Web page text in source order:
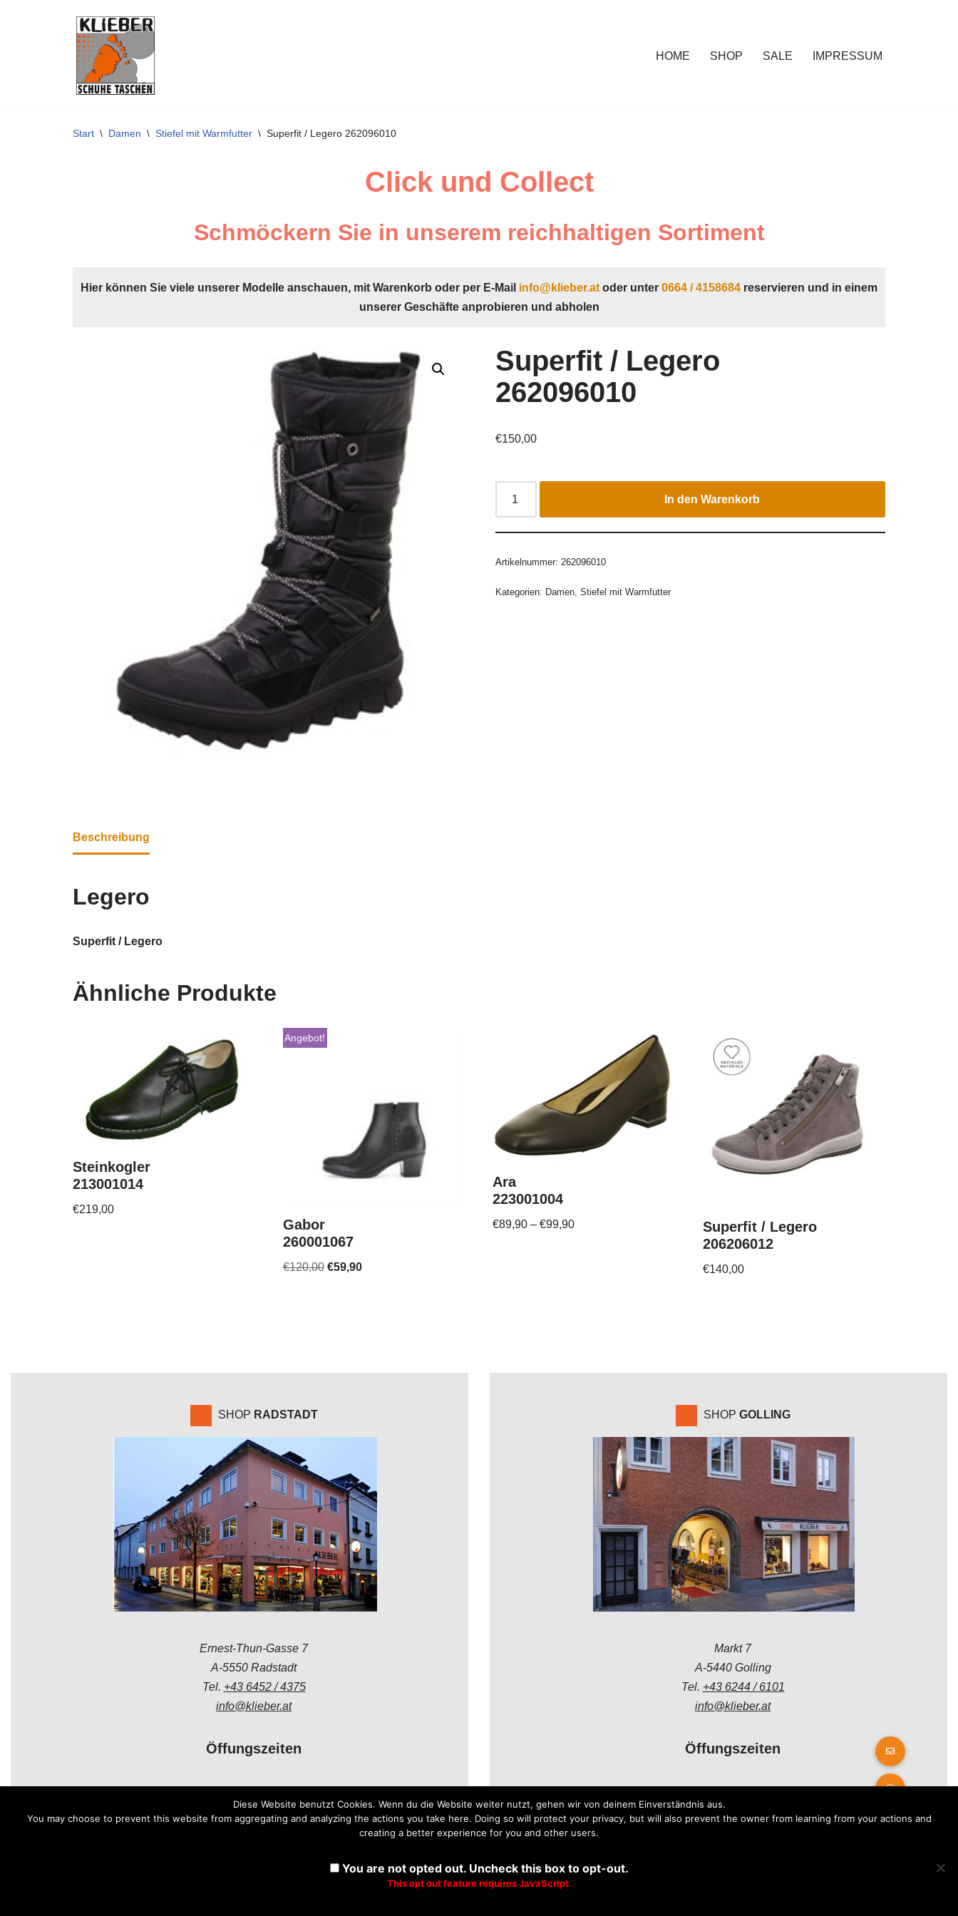
HOME SHOP SALE IMPRESSUM
Start \ Damen \ Stiefel mit Warmfutter \ Superfit / Legero 262096010
Click und Collect
Schmöckern Sie in unserem reichhaltigen Sortiment
Hier können Sie viele unserer Modelle anschauen, mit Warenkorb oder per E-Mail info@klieber.at oder unter 0664 / 4158684 reservieren und in einem
unserer Geschäfte anprobieren und abholen
Superfit / Legero
262096010
€150,00
In den Warenkorb
Artikelnummer: 262096010
Kategorien: Damen, Stiefel mit Warmfutter
Beschreibung
Legero
Superfit / Legero
Ähnliche Produkte
Steinkogler
213001014
€219,00
Angebot!
Gabor
260001067
€120,00 €59,90
Ara
223001004
€89,90 –€99,90
Superfit / Legero
206206012
€140,00
SHOP RADSTADT
Ernest-Thun-Gasse 7
A-5550 Radstadt
Tel. +43 6452 / 4375
info@klieber.at
Öffungszeiten
08.00 - 12.00 Uhr
SHOP GOLLING
Markt 7
A-5440 Golling
Tel. +43 6244 / 6101
info@klieber.at
Öffungszeiten
08.00 - 12.00 Uhr
Diese Website benutzt Cookies. Wenn du die Website weiter nutzt, gehen wir von deinem Einverständnis aus.
You may choose to prevent this website from aggregating and analyzing the actions you take here. Doing so will protect your privacy, but will also prevent the owner from learning from your actions and
creating a better experience for you and other users.
You are not opted out. Uncheck this box to opt-out.
This opt out feature requires JavaScript.